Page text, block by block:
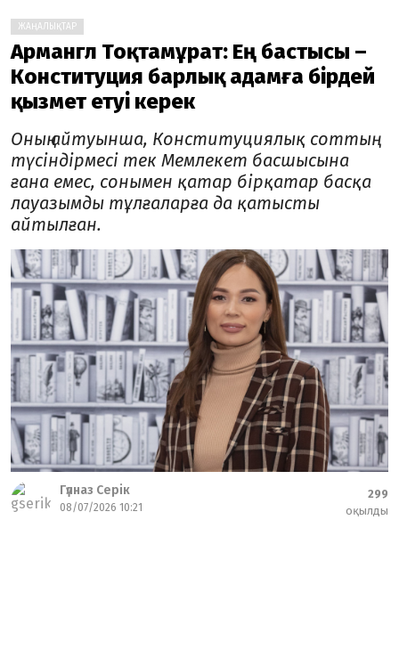
ЖАҢАЛЫҚТАР
Армангүл Тоқтамұрат: Ең бастысы –
Конституция барлық адамға бірдей
қызмет етуі керек
Оның айтуынша, Конституциялық соттың
түсіндірмесі тек Мемлекет басшысына
ғана емес, сонымен қатар бірқатар басқа
лауазымды тұлғаларға да қатысты
айтылған.
Гүлназ Серік
08/07/2026 10:21
299
оқылды